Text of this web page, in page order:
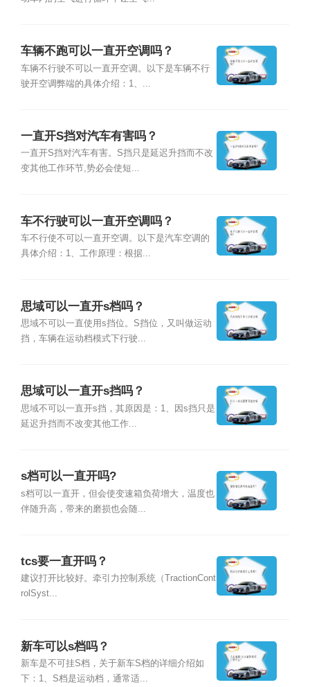
车辆不跑可以一直开空调吗？
车辆不行驶不可以一直开空调。以下是车辆不行
驶开空调弊端的具体介绍：1、...
一直开S挡对汽车有害吗？
一直开S挡对汽车有害。S挡只是延迟升挡而不改
变其他工作环节,势必会使短...
车不行驶可以一直开空调吗？
车不行使不可以一直开空调。以下是汽车空调的
具体介绍：1、工作原理：根据...
思域可以一直开s档吗？
思域不可以一直使用s挡位。S挡位，又叫做运动
挡，车辆在运动档模式下行驶...
思域可以一直开s挡吗？
思域不可以一直开s挡，其原因是：1、因s挡只是
延迟升挡而不改变其他工作...
s档可以一直开吗?
s档可以一直开，但会使变速箱负荷增大，温度也
伴随升高，带来的磨损也会随...
tcs要一直开吗？
建议打开比较好。牵引力控制系统（TractionCont
rolSyst...
新车可以s档吗？
新车是不可挂S档，关于新车S档的详细介绍如
下：1、S档是运动档，通常适...